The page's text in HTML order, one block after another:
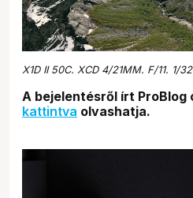
X1D II 50C. XCD 4/21MM. F/11. 1/
A bejelentésről írt ProBlog
kattintva olvashatja.